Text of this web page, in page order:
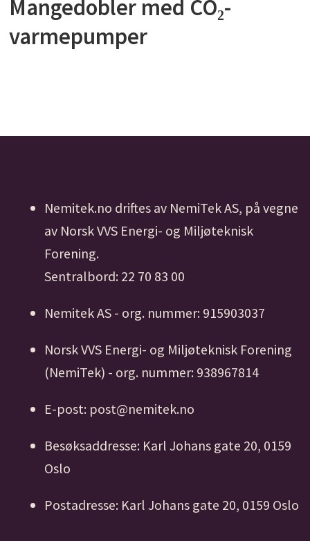
Mangedobler med CO₂-
varmepumper
Nemitek.no driftes av NemiTek AS, på vegne
av Norsk VVS Energi- og Miljøteknisk
Forening.
Sentralbord: 22 70 83 00
Nemitek AS - org. nummer: 915903037
Norsk VVS Energi- og Miljøteknisk Forening
(NemiTek) - org. nummer: 938967814
E-post: post@nemitek.no
Besøksaddresse: Karl Johans gate 20, 0159
Oslo
Postadresse: Karl Johans gate 20, 0159 Oslo